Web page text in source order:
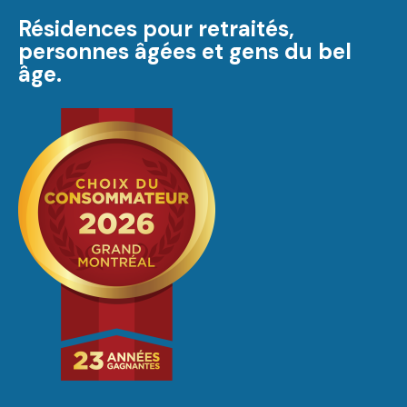
Résidences pour retraités,
personnes âgées et gens du bel
âge.